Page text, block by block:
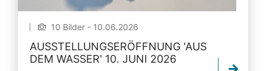
10 Bilder - 10.06.2026
AUSSTELLUNGSERÖFFNUNG 'AUS
DEM WASSER' 10. JUNI 2026